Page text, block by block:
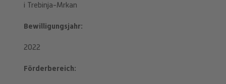
i Trebinja-Mrkan
Bewilligungsjahr
2022
Förderbereich